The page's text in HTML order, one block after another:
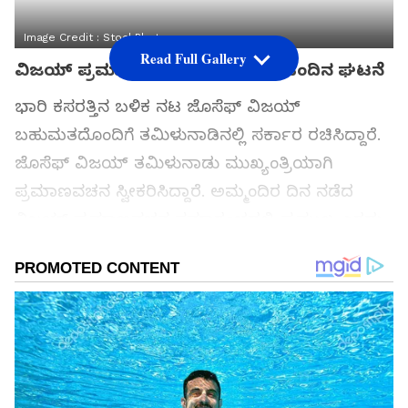
Image Credit : StockPhoto
ವಿಜಯ್ ಪ್ರಮಾಣವಚನ ಸಮಾರಂಭದ ಹಿಂದಿನ ಘಟನೆ
ಭಾರಿ ಕಸರತ್ತಿನ ಬಳಿಕ ನಟ ಜೊಸೆಫ್ ವಿಜಯ್
ಬಹುಮತದೊಂದಿಗೆ ತಮಿಳುನಾಡಿನಲ್ಲಿ ಸರ್ಕಾರ ರಚಿಸಿದ್ದಾರೆ.
ಜೊಸೆಫ್ ವಿಜಯ್ ತಮಿಳುನಾಡು ಮುಖ್ಯಂತ್ರಿಯಾಗಿ
ಪ್ರಮಾಣವಚನ ಸ್ವೀಕರಿಸಿದ್ದಾರೆ. ಅಮ್ಮಂದಿರ ದಿನ ನಡೆದ
ಹಿಡಿದಿದೆ.
ಸಮಗ್ರ ಸುದ್ದಿ ಮೂಲವನ್ನಾಗಿ asianet suvarna news ಅನ್ನು
ಆಯ್ಕೆ ಮಾಡಿಕೊಳ್ಳಿ
Read Full Gallery